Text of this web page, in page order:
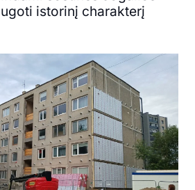
istorinį charakterį